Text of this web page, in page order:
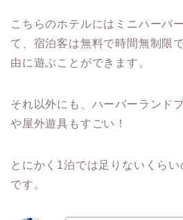
こちらのホテルにはミニハーバ
て、宿泊客は無料で時間無制限
由に遊ぶことができます。
それ以外にも、ハーバーランド
や屋外遊具もすごい！
とにかく1泊では足りないくら
です。